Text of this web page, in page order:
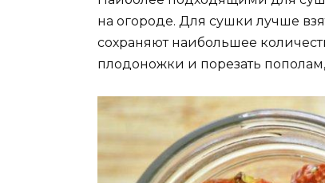
на огороде. Для сушки лучше
сохраняют наибольшее
плодоножки и порезать